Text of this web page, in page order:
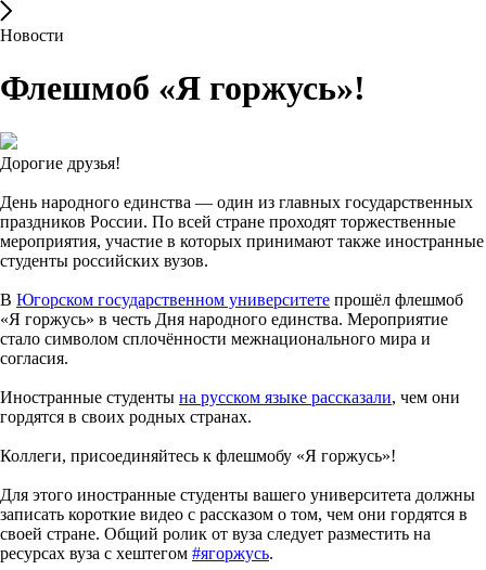
Новости
Флешмоб «Я горжусь»!
Дорогие друзья!
День народного единства — один из главных государственных
праздников России. По всей стране проходят торжественные
мероприятия, участие в которых принимают также иностранные
студенты российских вузов.
В Югорском государственном университете прошёл флешмоб
«Я горжусь» в честь Дня народного единства. Мероприятие
стало символом сплочённости межнационального мира и
согласия.
Иностранные студенты на русском языке рассказали, чем они
гордятся в своих родных странах.
Коллеги, присоединяйтесь к флешмобу «Я горжусь»!
Для этого иностранные студенты вашего университета должны
записать короткие видео с рассказом о том, чем они гордятся в
своей стране. Общий ролик от вуза следует разместить на
ресурсах вуза с хештегом #ягоржусь.